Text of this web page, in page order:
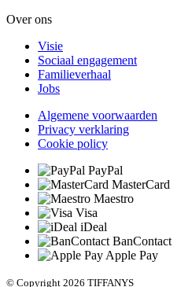
Over ons
Visie
Sociaal engagement
Familieverhaal
Jobs
Algemene voorwaarden
Privacy verklaring
Cookie policy
PayPal
MasterCard
Maestro
Visa
iDeal
BanContact
Apple Pay
© Copyright 2026 TIFFANYS